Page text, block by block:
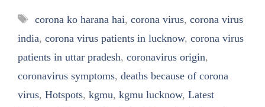
Tags
corona ko harana hai, corona virus, corona virus
india, corona virus patients in lucknow, corona virus
patients in uttar pradesh, coronavirus origin,
coronavirus symptoms, deaths because of corona
virus, Hotspots, kgmu, kgmu lucknow, Latest